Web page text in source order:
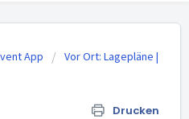
App
Vor Ort: Lagepläne |
Drucken